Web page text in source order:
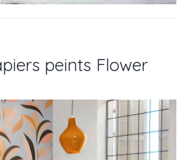
peints Flower